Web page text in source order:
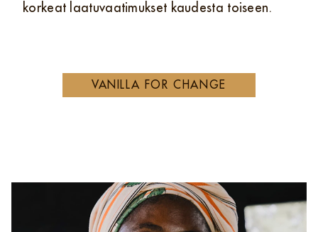
korkeat laatuvaatimukset kaudesta toiseen.
VANILLA FOR CHANGE